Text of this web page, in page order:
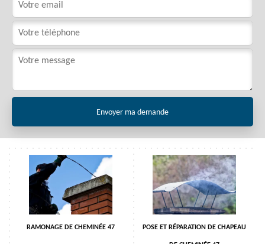
RAMONAGE DE CHEMINÉE 47 POSE ET RÉPARATION DE CHAPEAU